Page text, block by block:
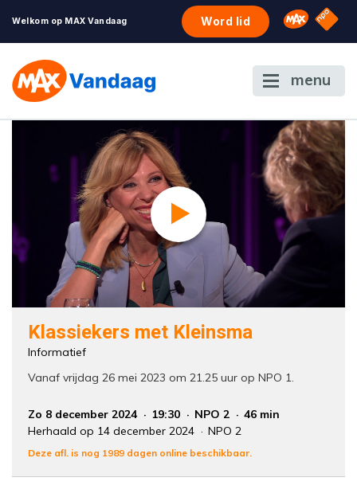
Welkom op MAX Vandaag Word lid Omroep
NPO
menu
Klassiekers met Kleinsma
Informatief
Vanaf vrijdag 26 mei 2023 om 21.25 uur op NPO 1.
Zo 8 december 2024 19:30 NPO 2
46 min
Herhaald op 14 december 2024
NPO 2
Deze afl. is nog 1989 dagen online beschikbaar.